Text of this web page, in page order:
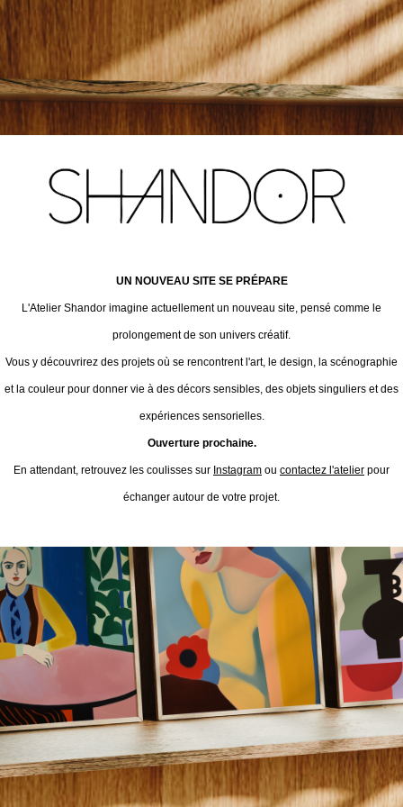
UN NOUVEAU SITE SE PRÉPARE
L'Atelier Shandor imagine actuellement un nouveau site, pensé comme le
prolongement de son univers créatif.
Vous y découvrirez des projets où se rencontrent l'art, le design, la scénographie
et la couleur pour donner vie à des décors sensibles, des objets singuliers et des
expériences sensorielles.
Ouverture prochaine.
En attendant, retrouvez les coulisses sur Instagram ou contactez l'atelier pour
échanger autour de votre projet.